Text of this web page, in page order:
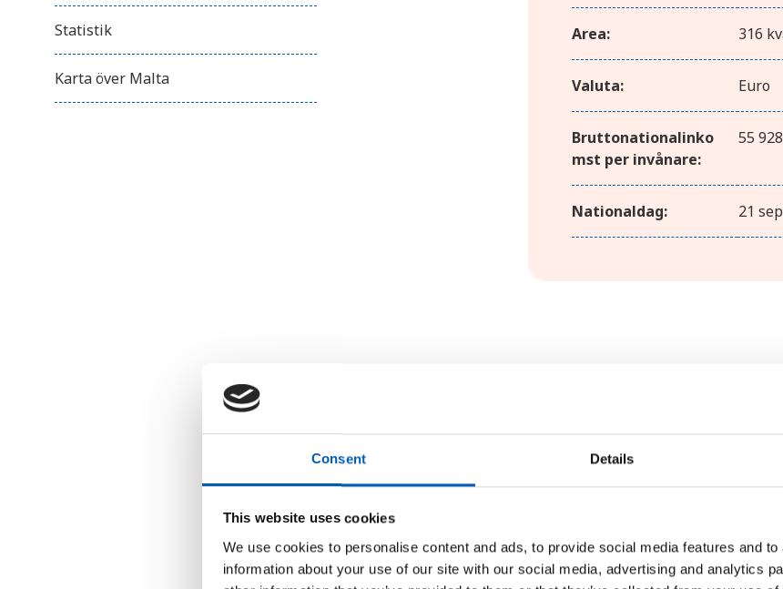
Consent Details
This website uses cookies
We use cookies to personalise content and ads, to provide social media features and
information about your use of our site with our social media, advertising and analytics
Statistik
Karta över Malta
Area: 316
Valuta: Euro
Bruttonationalinko
mst per invånare:
55
Nationaldag: 21
Ögruppen består av öarna
Öarna ligger i Medelhavet,
grund havsområde som
förband Sicilien och Afrika.
ställen för hamnar och tack
historien varit en viktig plats